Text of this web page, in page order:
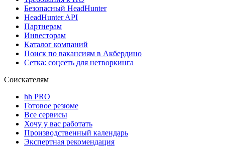
Безопасный HeadHunter
HeadHunter API
Партнерам
Инвесторам
Каталог компаний
Поиск по вакансиям в Акбердино
Сетка: соцсеть для нетворкинга
Соискателям
hh PRO
Готовое резюме
Все сервисы
Хочу у вас работать
Производственный календарь
Экспертная рекомендация